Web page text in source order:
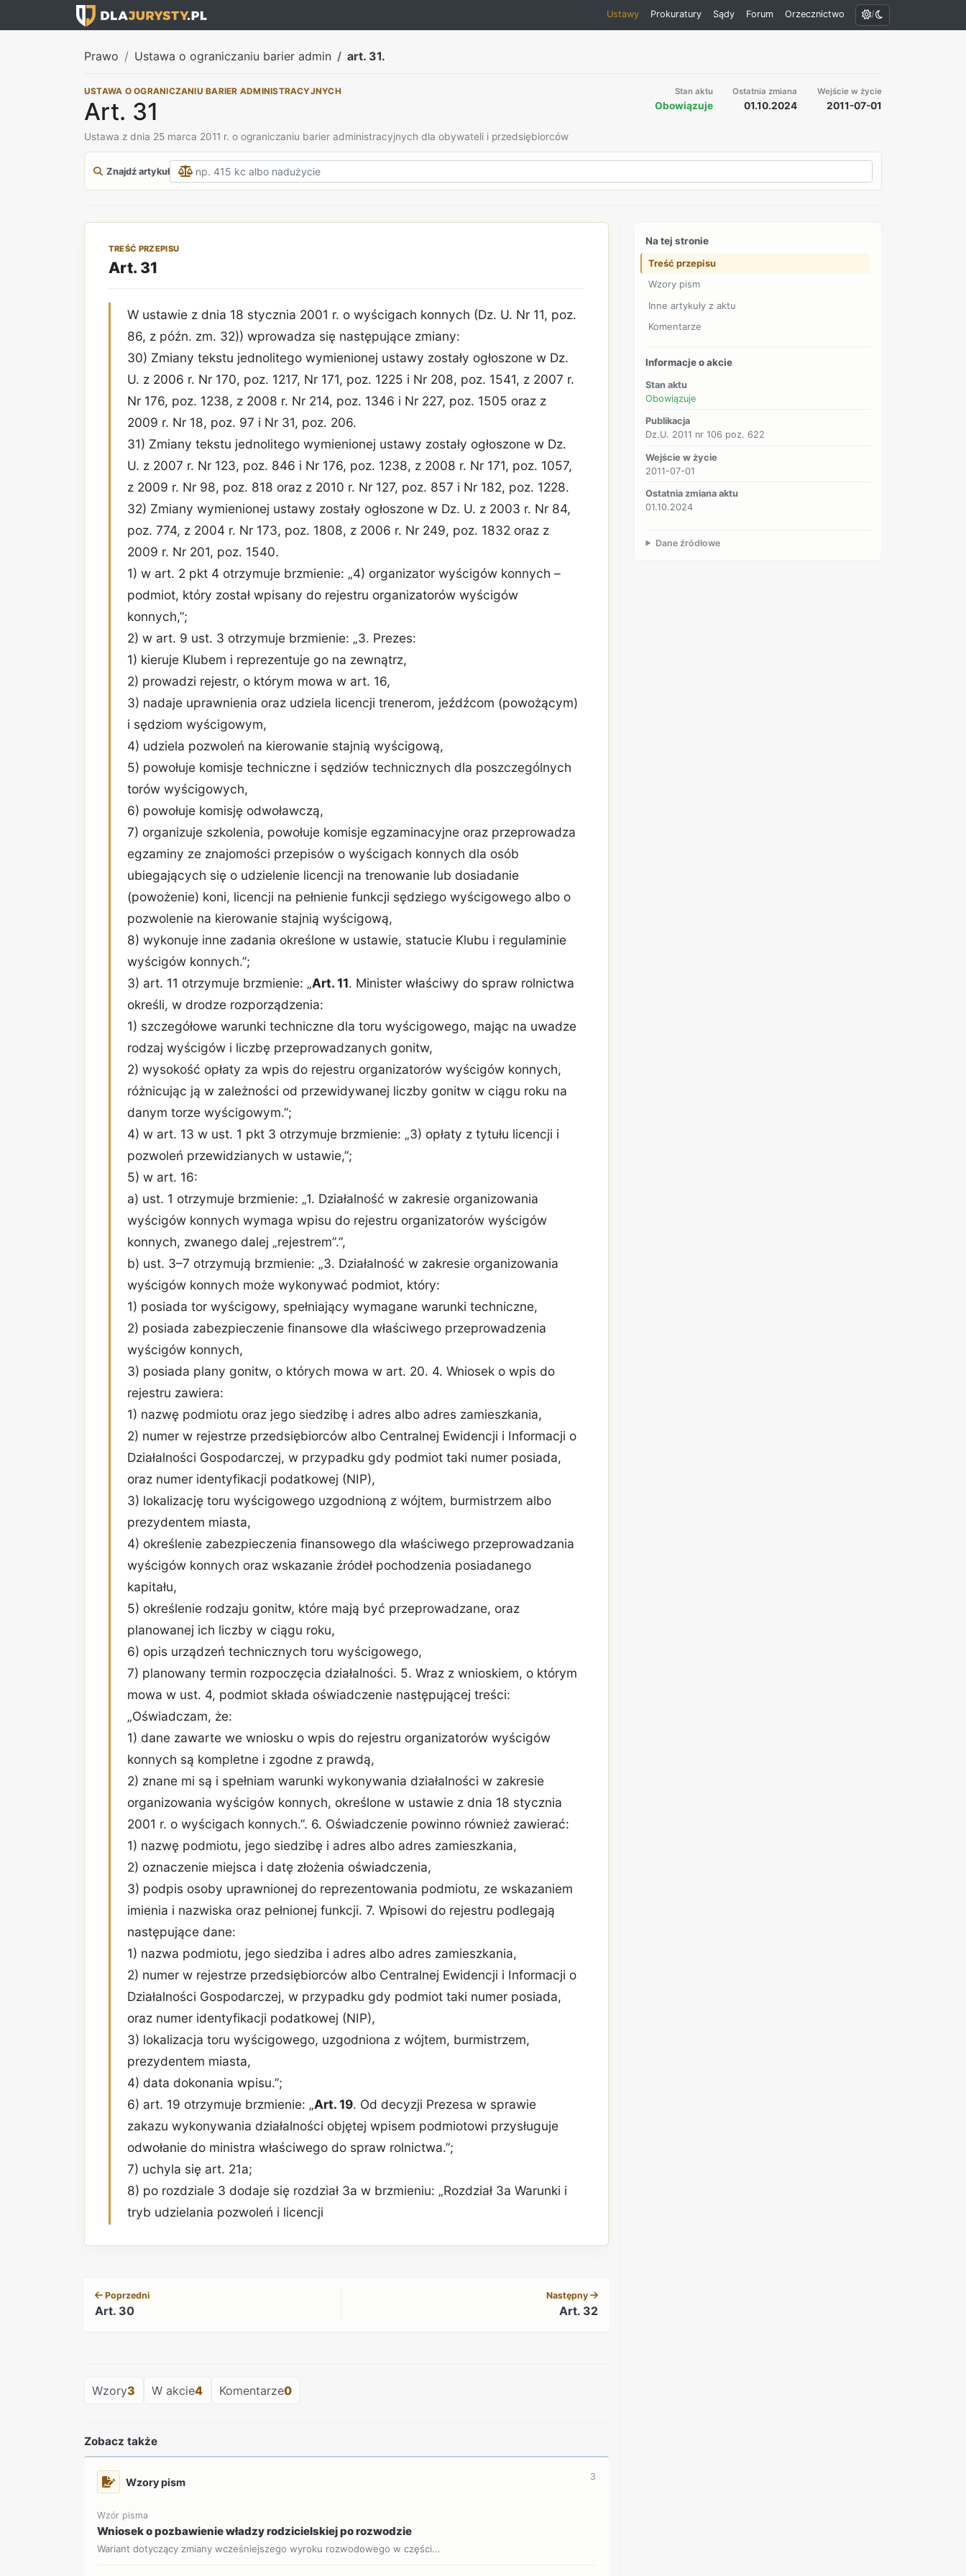
Ustawy Prokuratury Sądy Forum Orzecznictwo /
Prawo Ustawa o ograniczaniu barier admin art. 31.
USTAWA O OGRANICZANIU BARIER ADMINISTRACYJNYCH
Art. 31
Ustawa z dnia 25 marca 2011 r. o ograniczaniu barier administracyjnych dla obywateli i przedsiębiorców
Stan aktu
Obowiązuje
Ostatnia zmiana
01.10.2024
Wejście w życie
2011-07-01
Znajdź artykuł
TREŚĆ PRZEPISU
Art. 31
W ustawie z dnia 18 stycznia 2001 r. o wyścigach konnych (Dz. U. Nr 11, poz.
86, z późn. zm. 32)) wprowadza się następujące zmiany:
30) Zmiany tekstu jednolitego wymienionej ustawy zostały ogłoszone w Dz.
U. z 2006 r. Nr 170, poz. 1217, Nr 171, poz. 1225 i Nr 208, poz. 1541, z 2007 r.
Nr 176, poz. 1238, z 2008 r. Nr 214, poz. 1346 i Nr 227, poz. 1505 oraz z
2009 r. Nr 18, poz. 97 i Nr 31, poz. 206.
31) Zmiany tekstu jednolitego wymienionej ustawy zostały ogłoszone w Dz.
U. z 2007 r. Nr 123, poz. 846 i Nr 176, poz. 1238, z 2008 r. Nr 171, poz. 1057,
z 2009 r. Nr 98, poz. 818 oraz z 2010 r. Nr 127, poz. 857 i Nr 182, poz. 1228.
32) Zmiany wymienionej ustawy zostały ogłoszone w Dz. U. z 2003 r. Nr 84,
poz. 774, z 2004 r. Nr 173, poz. 1808, z 2006 r. Nr 249, poz. 1832 oraz z
2009 r. Nr 201, poz. 1540.
1) w art. 2 pkt 4 otrzymuje brzmienie: „4) organizator wyścigów konnych –
podmiot, który został wpisany do rejestru organizatorów wyścigów
konnych,”;
2) w art. 9 ust. 3 otrzymuje brzmienie: „3. Prezes:
1) kieruje Klubem i reprezentuje go na zewnątrz,
2) prowadzi rejestr, o którym mowa w art. 16,
3) nadaje uprawnienia oraz udziela licencji trenerom, jeźdźcom (powożącym)
i sędziom wyścigowym,
4) udziela pozwoleń na kierowanie stajnią wyścigową,
5) powołuje komisje techniczne i sędziów technicznych dla poszczególnych
torów wyścigowych,
6) powołuje komisję odwoławczą,
7) organizuje szkolenia, powołuje komisje egzaminacyjne oraz przeprowadza
egzaminy ze znajomości przepisów o wyścigach konnych dla osób
ubiegających się o udzielenie licencji na trenowanie lub dosiadanie
(powożenie) koni, licencji na pełnienie funkcji sędziego wyścigowego albo o
pozwolenie na kierowanie stajnią wyścigową,
8) wykonuje inne zadania określone w ustawie, statucie Klubu i regulaminie
wyścigów konnych.”;
3) art. 11 otrzymuje brzmienie: „Art. 11. Minister właściwy do spraw rolnictwa
określi, w drodze rozporządzenia:
1) szczegółowe warunki techniczne dla toru wyścigowego, mając na uwadze
rodzaj wyścigów i liczbę przeprowadzanych gonitw,
2) wysokość opłaty za wpis do rejestru organizatorów wyścigów konnych,
różnicując ją w zależności od przewidywanej liczby gonitw w ciągu roku na
danym torze wyścigowym.”;
4) w art. 13 w ust. 1 pkt 3 otrzymuje brzmienie: „3) opłaty z tytułu licencji i
pozwoleń przewidzianych w ustawie,”;
5) w art. 16:
a) ust. 1 otrzymuje brzmienie: „1. Działalność w zakresie organizowania
wyścigów konnych wymaga wpisu do rejestru organizatorów wyścigów
konnych, zwanego dalej „rejestrem”.”,
b) ust. 3–7 otrzymują brzmienie: „3. Działalność w zakresie organizowania
wyścigów konnych może wykonywać podmiot, który:
1) posiada tor wyścigowy, spełniający wymagane warunki techniczne,
2) posiada zabezpieczenie finansowe dla właściwego przeprowadzenia
wyścigów konnych,
3) posiada plany gonitw, o których mowa w art. 20. 4. Wniosek o wpis do
rejestru zawiera:
1) nazwę podmiotu oraz jego siedzibę i adres albo adres zamieszkania,
2) numer w rejestrze przedsiębiorców albo Centralnej Ewidencji i Informacji o
Działalności Gospodarczej, w przypadku gdy podmiot taki numer posiada,
oraz numer identyfikacji podatkowej (NIP),
3) lokalizację toru wyścigowego uzgodnioną z wójtem, burmistrzem albo
prezydentem miasta,
4) określenie zabezpieczenia finansowego dla właściwego przeprowadzania
wyścigów konnych oraz wskazanie źródeł pochodzenia posiadanego
kapitału,
5) określenie rodzaju gonitw, które mają być przeprowadzane, oraz
planowanej ich liczby w ciągu roku,
6) opis urządzeń technicznych toru wyścigowego,
7) planowany termin rozpoczęcia działalności. 5. Wraz z wnioskiem, o którym
mowa w ust. 4, podmiot składa oświadczenie następującej treści:
„Oświadczam, że:
1) dane zawarte we wniosku o wpis do rejestru organizatorów wyścigów
konnych są kompletne i zgodne z prawdą,
2) znane mi są i spełniam warunki wykonywania działalności w zakresie
organizowania wyścigów konnych, określone w ustawie z dnia 18 stycznia
2001 r. o wyścigach konnych.”. 6. Oświadczenie powinno również zawierać:
1) nazwę podmiotu, jego siedzibę i adres albo adres zamieszkania,
2) oznaczenie miejsca i datę złożenia oświadczenia,
3) podpis osoby uprawnionej do reprezentowania podmiotu, ze wskazaniem
imienia i nazwiska oraz pełnionej funkcji. 7. Wpisowi do rejestru podlegają
następujące dane:
1) nazwa podmiotu, jego siedziba i adres albo adres zamieszkania,
2) numer w rejestrze przedsiębiorców albo Centralnej Ewidencji i Informacji o
Działalności Gospodarczej, w przypadku gdy podmiot taki numer posiada,
oraz numer identyfikacji podatkowej (NIP),
3) lokalizacja toru wyścigowego, uzgodniona z wójtem, burmistrzem,
prezydentem miasta,
4) data dokonania wpisu.”;
6) art. 19 otrzymuje brzmienie: „Art. 19. Od decyzji Prezesa w sprawie
zakazu wykonywania działalności objętej wpisem podmiotowi przysługuje
odwołanie do ministra właściwego do spraw rolnictwa.”;
7) uchyla się art. 21a;
8) po rozdziale 3 dodaje się rozdział 3a w brzmieniu: „Rozdział 3a Warunki i
tryb udzielania pozwoleń i licencji
Poprzedni
Art. 30
Następny
Art. 32
Wzory3 W akcie4 Komentarze0
Zobacz także
Wzory pism 3
Wzór pisma
Wniosek o pozbawienie władzy rodzicielskiej po rozwodzie
Wariant dotyczący zmiany wcześniejszego wyroku rozwodowego w części...
Na tej stronie
Treść przepisu
Wzory pism
Inne artykuły z aktu
Komentarze
Informacje o akcie
Stan aktu
Obowiązuje
Publikacja
Dz.U. 2011 nr 106 poz. 622
Wejście w życie
2011-07-01
Ostatnia zmiana aktu
01.10.2024
Dane źródłowe